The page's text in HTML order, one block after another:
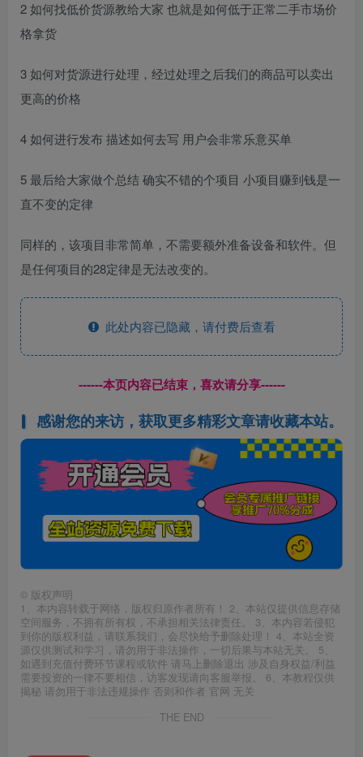
2 如何找低价货源教给大家 也就是如何低于正常二手市场价
格拿货
3 如何对货源进行处理，经过处理之后我们的商品可以卖出
更高的价格
4 如何进行发布 描述如何去写 用户会非常乐意买单
5 最后给大家做个总结 确实不错的个项目 小项目赚到钱是一
直不变的定律
同样的，该项目非常简单，不需要额外准备设备和软件。但
是任何项目的28定律是无法改变的。
此处内容已隐藏，请付费后查看
------本页内容已结束，喜欢请分享------
感谢您的来访，获取更多精彩文章请收藏本站。
© 版权声明
1、本内容转载于网络，版权归原作者所有！ 2、本站仅提供信息存储
空间服务，不拥有所有权，不承担相关法律责任。 3、本内容若侵犯
到你的版权利益，请联系我们，会尽快给予删除处理！ 4、本站全资
源仅供测试和学习，请勿用于非法操作，一切后果与本站无关。 5、
如遇到充值付费环节课程或软件 请马上删除退出 涉及自身权益/利益
需要投资的一律不要相信，访客发现请向客服举报。 6、本教程仅供
揭秘 请勿用于非法违规操作 否则和作者 官网 无关
THE END